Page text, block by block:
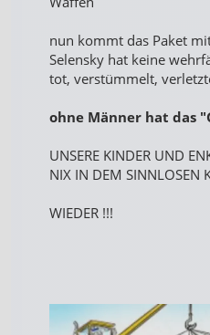
nun kommt das Paket
Selensky hat keine
tot, verstümmelt,
ohne Männer hat das
UNSERE KINDER UND
NIX IN DEM SINNLOSEN
WIEDER !!!